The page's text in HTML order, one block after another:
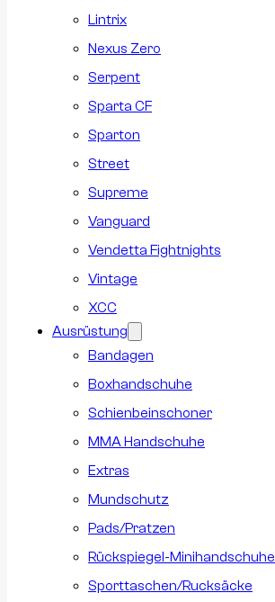
Lintrix
Nexus Zero
Serpent
Sparta CF
Sparton
Street
Supreme
Vanguard
Vendetta Fightnights
Vintage
XCC
Ausrüstung
Bandagen
Boxhandschuhe
Schienbeinschoner
MMA Handschuhe
Extras
Mundschutz
Pads/Pratzen
Rückspiegel-Minihandschuhe
Sporttaschen/Rucksäcke